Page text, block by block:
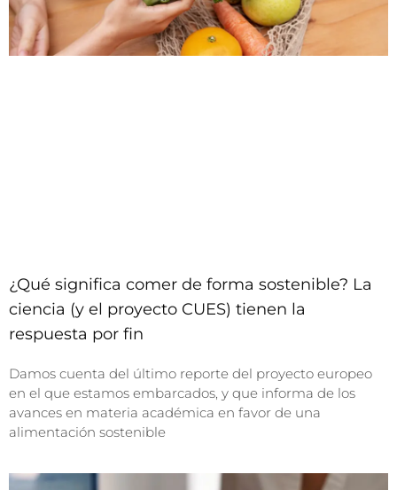
¿Qué significa comer de forma sostenible? La
ciencia (y el proyecto CUES) tienen la
respuesta por fin
Damos cuenta del último reporte del proyecto europeo
en el que estamos embarcados, y que informa de los
avances en materia académica en favor de una
alimentación sostenible